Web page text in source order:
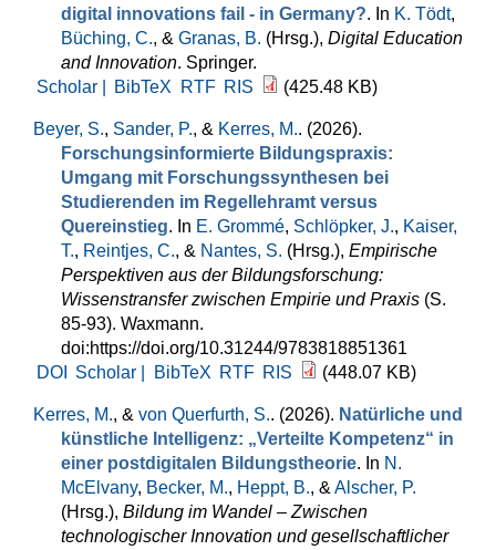
digital innovations fail - in Germany?. In K. Tödt,
Büching, C., & Granas, B. (Hrsg.), Digital Education
and Innovation. Springer.
Scholar |
BibTeX RTF RIS (425.48 KB)
Beyer, S., Sander, P., & Kerres, M.. (2026).
Forschungsinformierte Bildungspraxis:
Umgang mit Forschungssynthesen bei
Studierenden im Regellehramt versus
Quereinstieg. In E. Grommé, Schlöpker, J., Kaiser,
T., Reintjes, C., & Nantes, S. (Hrsg.), Empirische
Perspektiven aus der Bildungsforschung:
Wissenstransfer zwischen Empirie und Praxis (S.
85-93). Waxmann.
doi:https://doi.org/10.31244/9783818851361
DOI
Scholar | BibTeX RTF RIS (448.07 KB)
Kerres, M., & von Querfurth, S.. (2026). Natürliche und
künstliche Intelligenz: „Verteilte Kompetenz“ in
einer postdigitalen Bildungstheorie. In N.
McElvany, Becker, M., Heppt, B., & Alscher, P.
(Hrsg.), Bildung im Wandel – Zwischen
technologischer Innovation und gesellschaftlicher